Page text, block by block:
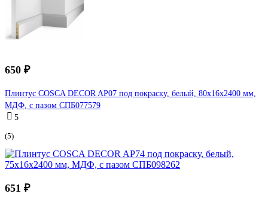
650 ₽
Плинтус COSCA DECOR AP07 под покраску, белый, 80x16x2400 мм,
МДФ, с пазом СПБ077579
5
(5)
651 ₽